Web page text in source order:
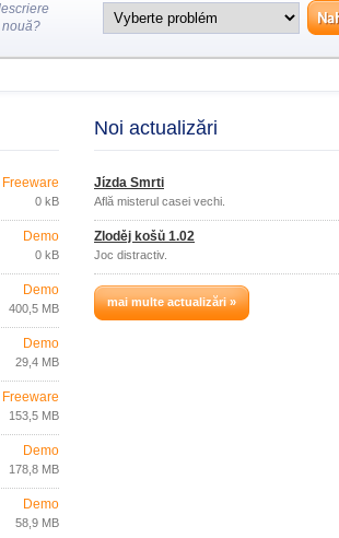
nouă?
Freeware
0 kB
Demo
0 kB
Demo
400,5 MB
Demo
29,4 MB
Freeware
153,5 MB
Demo
178,8 MB
Demo
58,9 MB
Noi actualizări
Jízda Smrti
Află misterul casei vechi.
Zloděj košů 1.02
Joc distractiv.
mai multe actualizări »